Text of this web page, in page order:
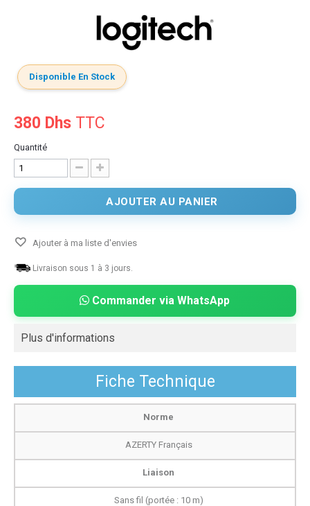
Disponible En Stock
380 Dhs TTC
Quantité
AJOUTER AU PANIER
Ajouter à ma liste d'envies
Livraison sous 1 à 3 jours.
Commander via WhatsApp
Plus d'informations
Fiche Technique
Norme
AZERTY Français
Liaison
Sans fil (portée : 10 m)